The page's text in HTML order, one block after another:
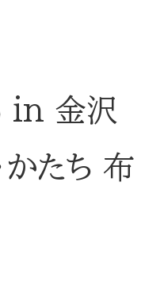
in 金沢
かたち 布